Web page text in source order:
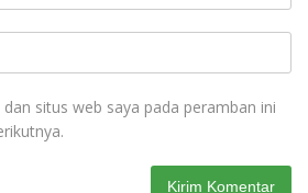
situs web saya pada peramban ini